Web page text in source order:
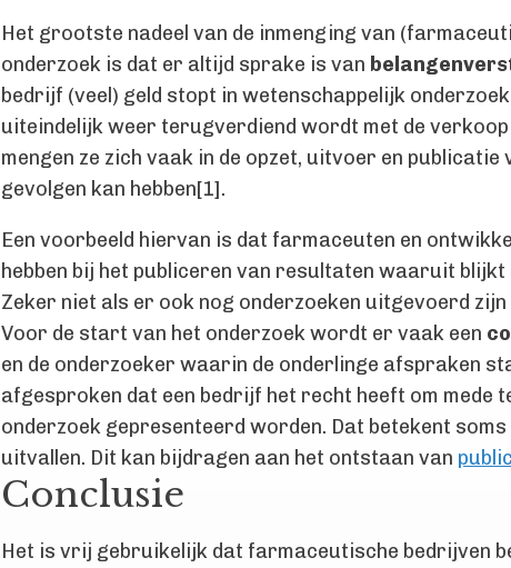
Het grootste nadeel van de inmenging van
onderzoek is dat er altijd sprake is van
bedrijf (veel) geld stopt in wetenschappelijk
uiteindelijk weer terugverdiend wordt met de
mengen ze zich vaak in de opzet, uitvoer en
gevolgen kan hebben[1].
Een voorbeeld hiervan is dat farmaceuten en
hebben bij het publiceren van resultaten waaruit
Zeker niet als er ook nog onderzoeken uitgevoerd
Voor de start van het onderzoek wordt er vaak een
en de onderzoeker waarin de onderlinge afspraken
afgesproken dat een bedrijf het recht heeft om mede
onderzoek gepresenteerd worden. Dat betekent
uitvallen. Dit kan bijdragen aan het ontstaan van
Conclusie
Het is vrij gebruikelijk dat farmaceutische bedrijven